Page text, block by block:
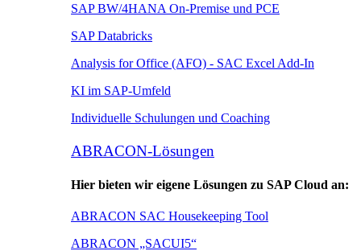
SAP BW/4HANA On-Premise und PCE
SAP Databricks
Analysis for Office (AFO) - SAC Excel Add-In
KI im SAP-Umfeld
Individuelle Schulungen und Coaching
ABRACON-Lösungen
Hier bieten wir eigene Lösungen zu SAP Cloud an:
ABRACON SAC Housekeeping Tool
ABRACON „SACUI5“